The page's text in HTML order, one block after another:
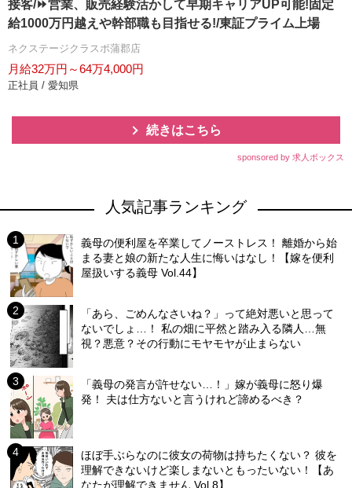
接客/⏩️営業、販売経験活かして早期キャリアUP可能!固定
給1000万円越えや幹部職も目指せる!/東証プライム上場
ネクステージクラスポ蒲郡店
月給32万円～64万4,000円
正社員 / 愛知県
続きはこちら
sponsored by 求人ボックス
人気記事ランキング
義母の便利屋を卒業してノーストレス！ 離婚から始
まる妻と娘の新たな人生に悔いはなし！【嫁を便利
屋扱いする義母 Vol.44】
「あら、ごめんなさいね？」って絶対悪いと思って
ないでしょ…！ 私の畑に平然と踏み入る隣人…無
視？悪意？その行動にモヤモヤが止まらない
「義母の発言が許せない…！」嫁が義母に怒り爆
発！ 夫は仕方ないと言うけれど諦めるべき？
ほぼ手ぶらなのに彼女の荷物は持ちたくない？ 彼を
理解できないけど楽しまないともったいない！【あ
なたが理解できません Vol.8】